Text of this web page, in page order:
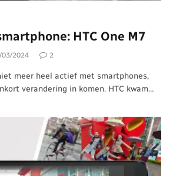
HTC One M7
03/2024 2
meer heel actief met smartphones,
verandering in komen. HTC kwam…